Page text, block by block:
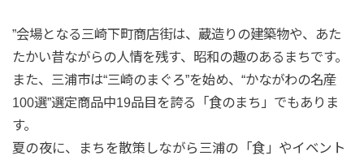
”会場となる三崎下町商店街は、蔵造りの建築物や、あた
たかい昔ながらの人情を残す、昭和の趣のあるまちです。
また、三浦市は“三崎のまぐろ”を始め、“かながわの名産
100選”選定商品中19品目を誇る「食のまち」でもありま
す。
夏の夜に、まちを散策しながら三浦の「食」やイベント